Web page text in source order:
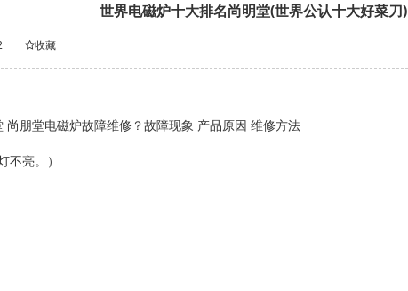
世界电磁炉十大排名尚明堂(世界公认十大好菜刀)
收藏
尚朋堂电磁炉故障维修？故障现象 产品原因 维修方法
不亮。）